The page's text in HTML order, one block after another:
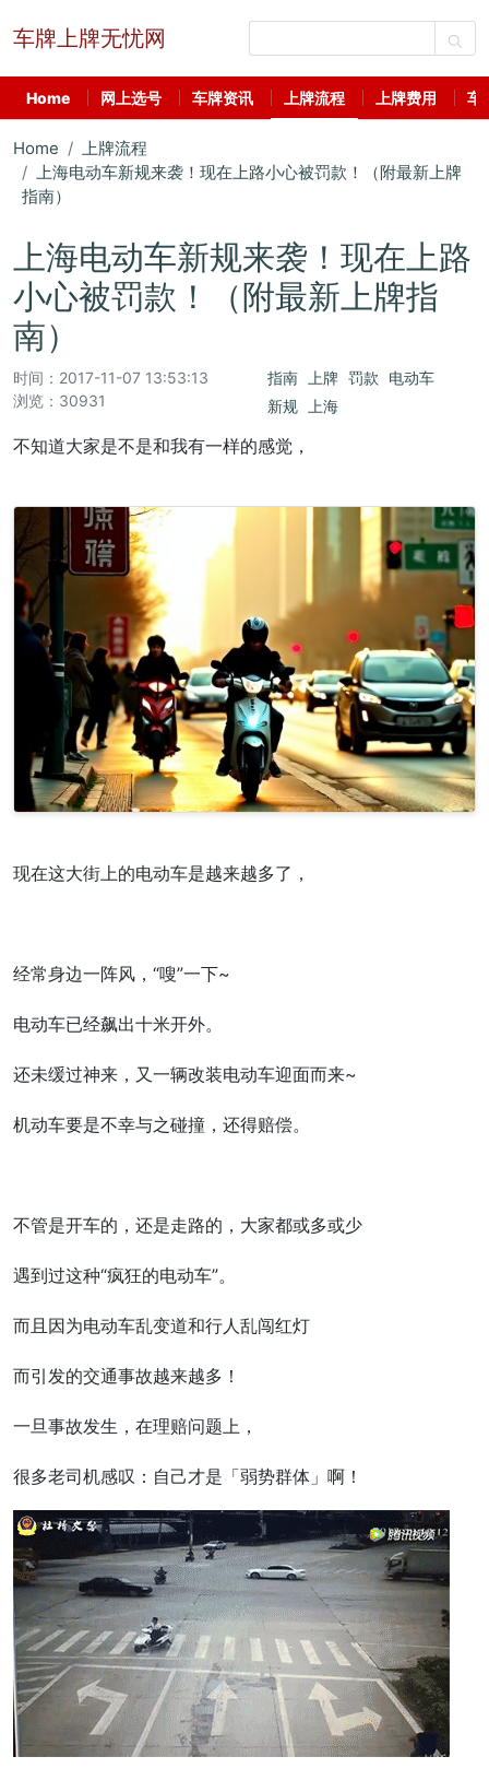
车牌上牌无忧网
Home 网上选号 车牌资讯 上牌流程 上牌费用 车
Home
上牌流程
上海电动车新规来袭！现在上路小心被罚款！（附最新上牌
指南）
上海电动车新规来袭！现在上路
小心被罚款！（附最新上牌指
南）
时间： 2017-11-07 13:53:13
浏览：30931
指南 上牌 罚款
电动车
新规
上海
不知道大家是不是和我有一样的感觉，
现在这大街上的电动车是越来越多了，
经常身边一阵风，“嗖”一下~
电动车已经飙出十米开外。
还未缓过神来，又一辆改装电动车迎面而来~
机动车要是不幸与之碰撞，还得赔偿。
不管是开车的，还是走路的，大家都或多或少
遇到过这种“疯狂的电动车”。
而且因为电动车乱变道和行人乱闯红灯
而引发的交通事故越来越多！
一旦事故发生，在理赔问题上，
很多老司机感叹：自己才是「弱势群体」啊！